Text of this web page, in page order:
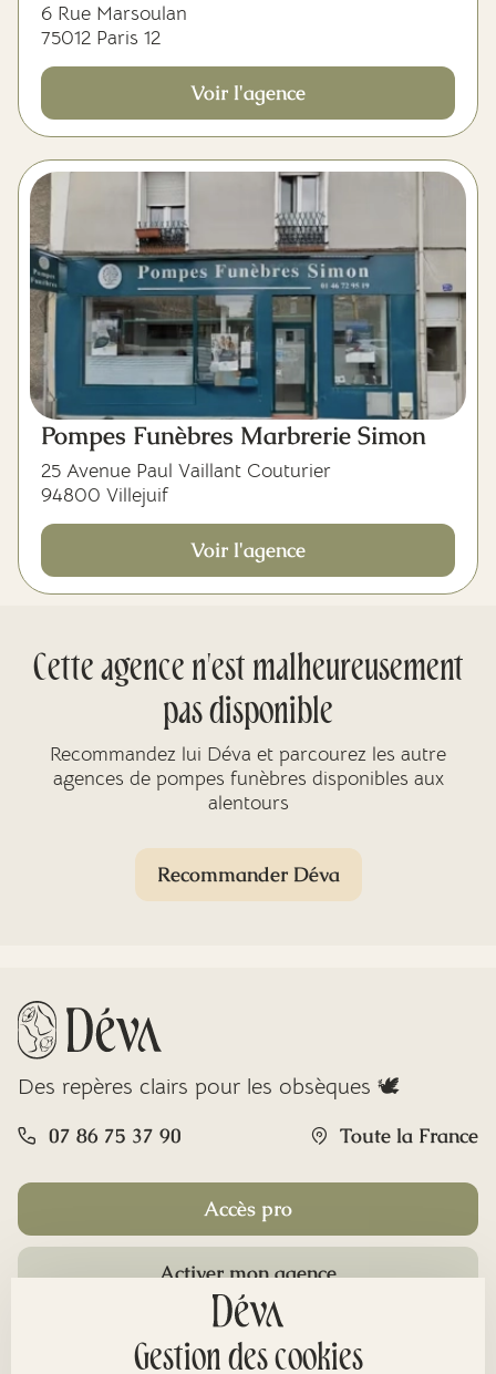
6 Rue Marsoulan
75012 Paris 12
Voir l'agence
Pompes Funèbres Marbrerie Simon
25 Avenue Paul Vaillant Couturier
94800 Villejuif
Voir l'agence
Cette agence n'est malheureusement
pas disponible
Recommandez lui Déva et parcourez les autre
agences de pompes funèbres disponibles aux
alentours
Recommander Déva
Des repères clairs pour les obsèques 🕊️
07 86 75 37 90 Toute la France
Accès pro
Activer mon agence
Gestion des cookies